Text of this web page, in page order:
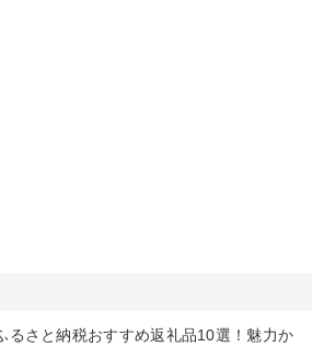
るさと納税おすすめ返礼品10選！魅力か